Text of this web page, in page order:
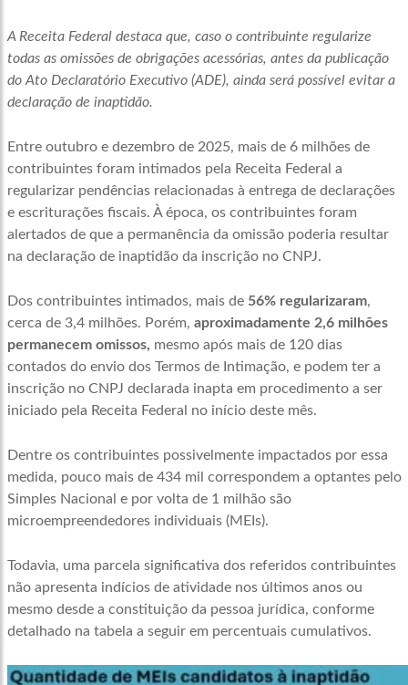
A Receita Federal destaca que, caso o contribuinte regularize
todas as omissões de obrigações acessórias, antes da publicação
do Ato Declaratório Executivo (ADE), ainda será possível evitar a
declaração de inaptidão.
Entre outubro e dezembro de 2025, mais de 6 milhões de
contribuintes foram intimados pela Receita Federal a
regularizar pendências relacionadas à entrega de declarações
e escriturações fiscais. À época, os contribuintes foram
alertados de que a permanência da omissão poderia resultar
na declaração de inaptidão da inscrição no CNPJ.
Dos contribuintes intimados, mais de 56% regularizaram,
cerca de 3,4 milhões. Porém, aproximadamente 2,6 milhões
permanecem omissos, mesmo após mais de 120 dias
contados do envio dos Termos de Intimação, e podem ter a
inscrição no CNPJ declarada inapta em procedimento a ser
iniciado pela Receita Federal no início deste mês.
Dentre os contribuintes possivelmente impactados por essa
medida, pouco mais de 434 mil correspondem a optantes pelo
Simples Nacional e por volta de 1 milhão são
microempreendedores individuais (MEIs).
Todavia, uma parcela significativa dos referidos contribuintes
não apresenta indícios de atividade nos últimos anos ou
mesmo desde a constituição da pessoa jurídica, conforme
detalhado na tabela a seguir em percentuais cumulativos.